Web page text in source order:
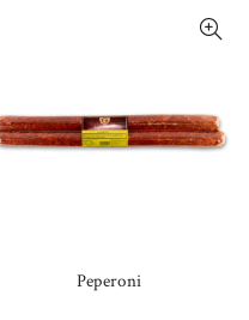
Peperoni